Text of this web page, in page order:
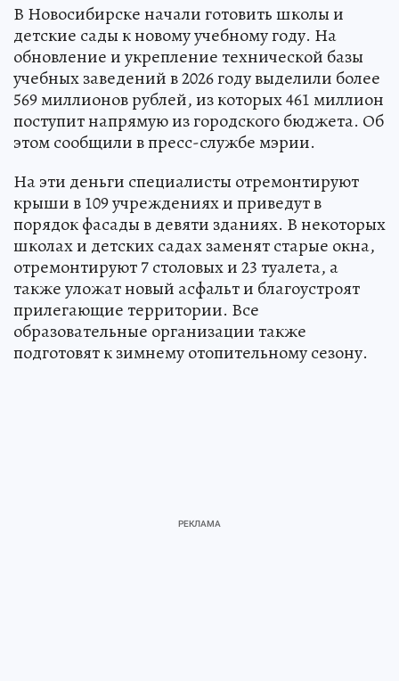
В Новосибирске начали готовить школы и
детские сады к новому учебному году. На
обновление и укрепление технической базы
учебных заведений в 2026 году выделили более
569 миллионов рублей, из которых 461 миллион
поступит напрямую из городского бюджета. Об
этом сообщили в пресс-службе мэрии.
На эти деньги специалисты отремонтируют
крыши в 109 учреждениях и приведут в
порядок фасады в девяти зданиях. В некоторых
школах и детских садах заменят старые окна,
отремонтируют 7 столовых и 23 туалета, а
также уложат новый асфальт и благоустроят
прилегающие территории. Все
образовательные организации также
подготовят к зимнему отопительному сезону.